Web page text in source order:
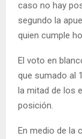
caso no hay
segundo la
quien cumple
El voto en
que sumado al
la mitad de los
posición.
En medio de la